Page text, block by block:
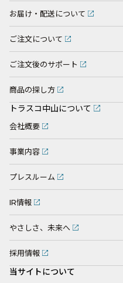
お届け・配送について
ご注文について
ご注文後のサポート
商品の探し方
トラスコ中山について
会社概要
事業内容
プレスルーム
IR情報
やさしさ、未来へ
採用情報
当サイトについて